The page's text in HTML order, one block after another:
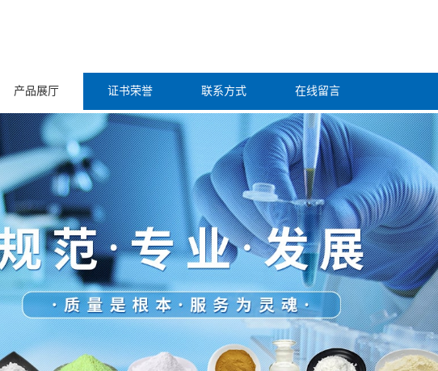
产品展厅 证书荣誉 联系方式 在线留言